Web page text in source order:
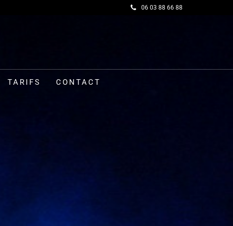
06 03 88 66 88
TARIFS CONTACT